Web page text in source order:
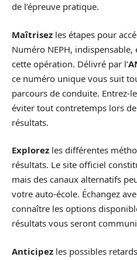
de l’épreuve pratique.
Maîtrisez les étapes pour
Numéro NEPH,
cette opération. Délivré par l’
ce numéro unique vous suit
parcours de conduite. Entrez-
éviter tout contretemps lors
résultats.
Explorez les différentes
résultats. Le site officiel
mais des canaux alternatifs
votre auto-école. Échangez
connaître les options
résultats vous seront
Anticipez les possibles